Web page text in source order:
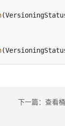
下一篇：查看